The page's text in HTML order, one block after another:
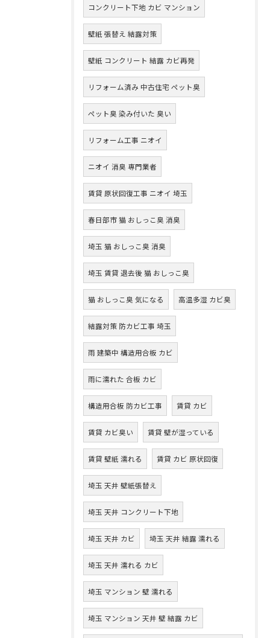
コンクリート下地 カビ マンション
壁紙 張替え 結露対策
壁紙 コンクリート 結露 カビ再発
リフォーム済み 中古住宅 ペット臭
ペット臭 染み付いた 臭い
リフォーム工事 ニオイ
ニオイ 消臭 専門業者
賃貸 原状回復工事 ニオイ 埼玉
春日部市 猫 おしっこ臭 消臭
埼玉 猫 おしっこ臭 消臭
埼玉 賃貸 退去後 猫 おしっこ臭
猫 おしっこ臭 気になる 高温多湿 カビ臭
結露対策 防カビ工事 埼玉
雨 建築中 構造用合板 カビ
雨に濡れた 合板 カビ
構造用合板 防カビ工事 賃貸 カビ
賃貸 カビ臭い 賃貸 壁が湿っている
賃貸 壁紙 濡れる 賃貸 カビ 原状回復
埼玉 天井 壁紙張替え
埼玉 天井 コンクリート下地
埼玉 天井 カビ 埼玉 天井 結露 濡れる
埼玉 天井 濡れる カビ
埼玉 マンション 壁 濡れる
埼玉 マンション 天井 壁 結露 カビ